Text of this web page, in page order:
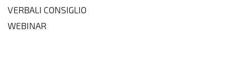
VERBALI CONSIGLIO
WEBINAR